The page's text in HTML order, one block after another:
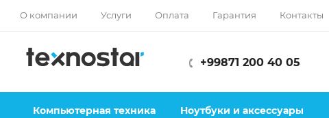
О компании Услуги Оплата Гарантия Контакты
+99871 200 40 05
Компьютерная техника Ноутбуки и аксессуары